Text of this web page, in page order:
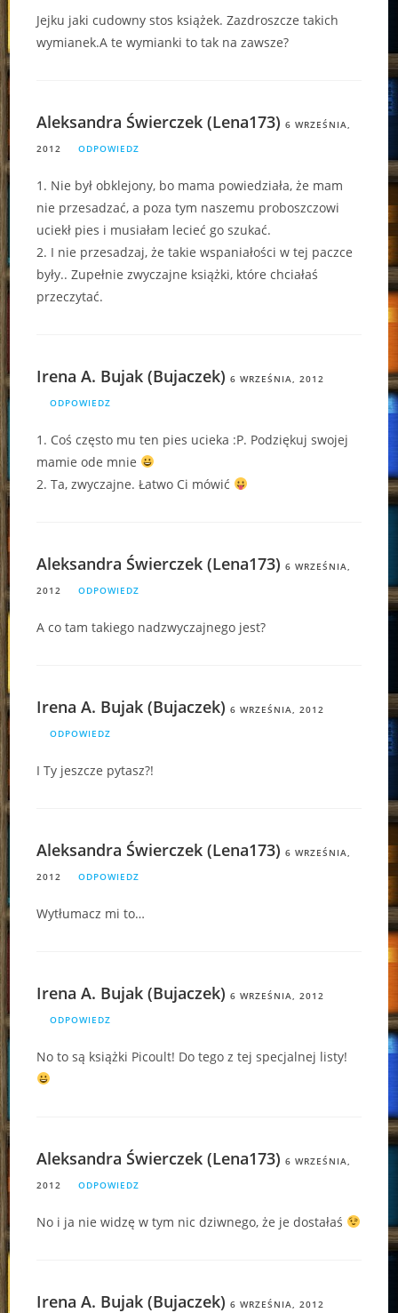
Jejku jaki cudowny stos książek. Zazdroszcze takich
wymianek.A te wymianki to tak na zawsze?
Aleksandra Świerczek (Lena173) 6 WRZEŚNIA,
2012
ODPOWIEDZ
1. Nie był obklejony, bo mama powiedziała, że mam
nie przesadzać, a poza tym naszemu proboszczowi
uciekł pies i musiałam lecieć go szukać.
2. I nie przesadzaj, że takie wspaniałości w tej paczce
były.. Zupełnie zwyczajne książki, które chciałaś
przeczytać.
Irena A. Bujak (Bujaczek) 6 WRZEŚNIA, 2012
ODPOWIEDZ
1. Coś często mu ten pies ucieka :P. Podziękuj swojej
mamie ode mnie
2. Ta, zwyczajne. Łatwo Ci mówić
Aleksandra Świerczek (Lena173) 6 WRZEŚNIA,
2012
ODPOWIEDZ
A co tam takiego nadzwyczajnego jest?
Irena A. Bujak (Bujaczek) 6 WRZEŚNIA, 2012
ODPOWIEDZ
I Ty jeszcze pytasz?!
Aleksandra Świerczek (Lena173) 6 WRZEŚNIA,
2012
ODPOWIEDZ
Wytłumacz mi to…
Irena A. Bujak (Bujaczek) 6 WRZEŚNIA, 2012
ODPOWIEDZ
No to są książki Picoult! Do tego z tej specjalnej listy!
Aleksandra Świerczek (Lena173) 6 WRZEŚNIA,
2012
ODPOWIEDZ
No i ja nie widzę w tym nic dziwnego, że je dostałaś
Irena A. Bujak (Bujaczek) 6 WRZEŚNIA, 2012